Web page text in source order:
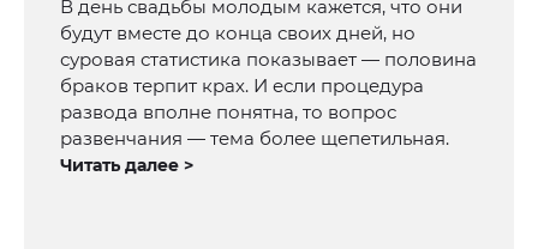
В день свадьбы молодым кажется, что они
будут вместе до конца своих дней, но
суровая статистика показывает — половина
браков терпит крах. И если процедура
развода вполне понятна, то вопрос
развенчания — тема более щепетильная.
Читать далее >